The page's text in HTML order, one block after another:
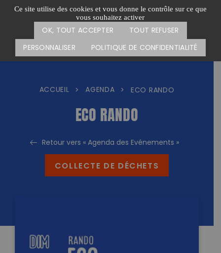
Ce site utilise des cookies et vous donne le contrôle sur ce que
vous souhaitez activer
OK, TOUT ACCEPTER
TOUT REFUSER
PERSONNALISER
POLITIQUE DE CONFIDENTIALITÉ
Passer
Menu
CARTE DES ACTIONS FAIRE UN DON
ACCUEIL > AGENDA > ECO RANDO
ECO RANDO
Retour vers « Agenda des Evénements »
COLLECTE DE DÉCHETS